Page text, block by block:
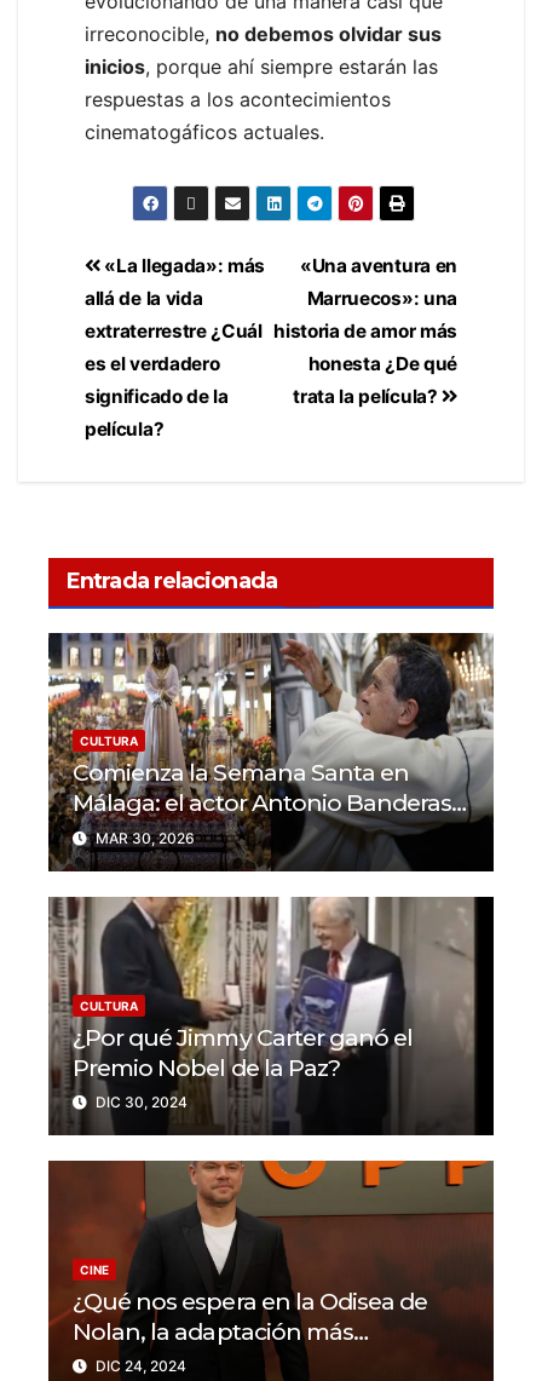
irreconocible, no debemos olvidar sus
inicios, porque ahí siempre estarán las
respuestas a los acontecimientos
cinematogáficos actuales.
«Una aventura en
Marruecos»: una
historia de amor más
honesta ¿De qué
trata la película?
«La llegada»: más
allá de la vida
extraterrestre ¿Cuál
es el verdadero
significado de la
película?
Entrada relacionada
CULTURA
Comienza la Semana Santa en
Málaga: el actor Antonio Banderas
se une a la celebración
MAR 30, 2026
CULTURA
¿Por qué Jimmy Carter ganó el
Premio Nobel de la Paz?
DIC 30, 2024
CINE
¿Qué nos espera en la Odisea de
Nolan, la adaptación más
ambiciosa del maestro del cine?
DIC 24, 2024